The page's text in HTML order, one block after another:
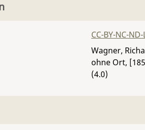
CC-BY-NC-
Wagner,
ohne Ort,
(4.0)